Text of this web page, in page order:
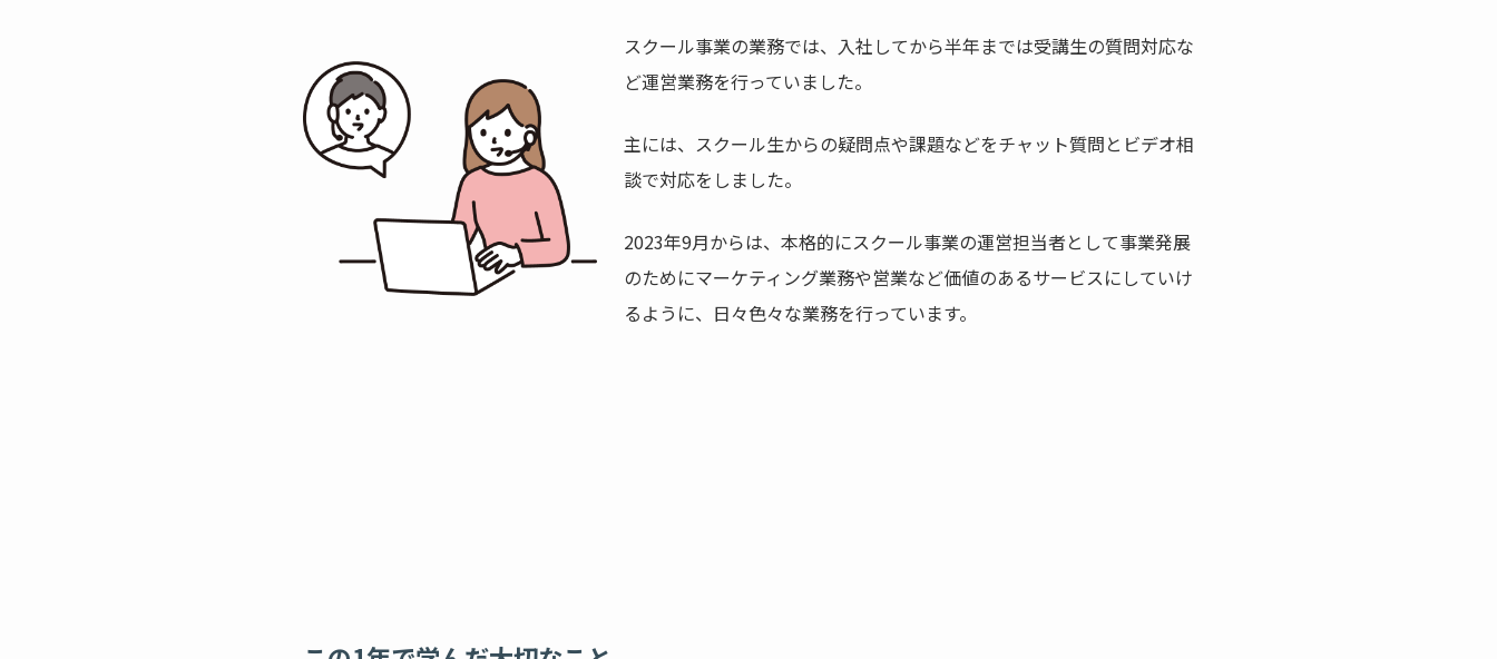
スクール事業の業務では、入社してから半年までは受講生の質問対応な
ど運営業務を行っていました。
主には、スクール生からの疑問点や課題などをチャット質問とビデオ相
談で対応をしました。
2023年9月からは、本格的にスクール事業の運営担当者として事業発展
のためにマーケティング業務や営業など価値のあるサービスにしていけ
るように、日々色々な業務を行っています。